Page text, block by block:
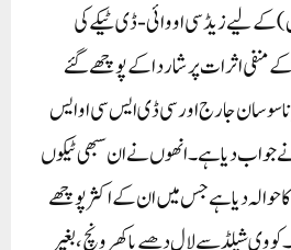
(12 سے 17 سال) کے لیے زیڈ سی او وائی-ڈی ٹیکے کی
منفی اثرات پر شاردا کے پوچھے گئے
سوسان جارج اور سی ڈی ایس سی او ایس
دیا ہے۔ انھوں نے ان سبھی ٹیکوں
دیا ہے جس میں ان کے اکثر پوچھے
شیلڈ سے لال دھبے یا کھرونچ، بغیر